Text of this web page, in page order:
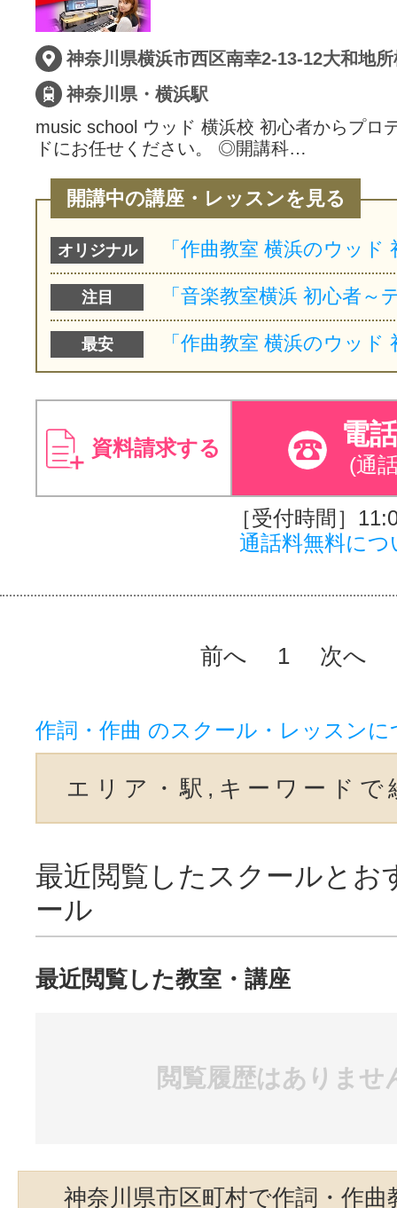
サイトマッ
神奈川県・横浜駅
music school ウッド 横浜校 初心者からプロ
ドにお任せください。 ◎開講科…
開講中の講座・レッスンを見る
オリジナル
注目
最安
資料請求する 電
(通
［受付時間］
通話料無料につ
前へ 1 次へ
作詞・作曲 のスクール・レッスン
エリア・駅,キーワードで
最近閲覧したスクールとお
ール
最近閲覧した教室・講座
閲覧履歴はありませ
神奈川県市区町村で作詞・作曲